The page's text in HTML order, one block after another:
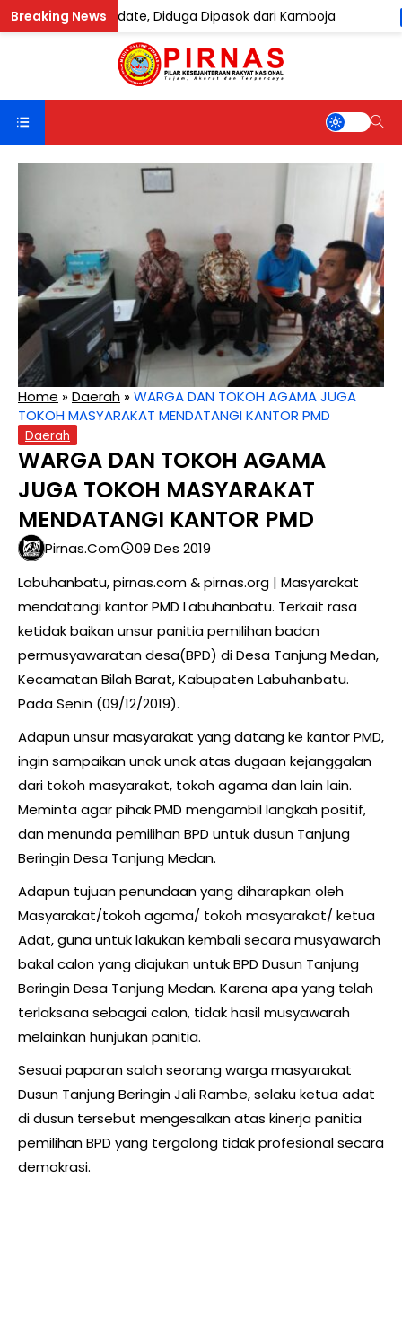
Etomidate, Diduga Dipasok dari Kamboja
Home »Daerah »WARGA DAN TOKOH AGAMA JUGA
TOKOH MASYARAKAT MENDATANGI KANTOR PMD
Daerah
WARGA DAN TOKOH AGAMA
JUGA TOKOH MASYARAKAT
MENDATANGI KANTOR PMD
Pirnas.com
09 Des 2019
Labuhanbatu, pirnas.com & pirnas.org | Masyarakat
mendatangi kantor PMD Labuhanbatu. Terkait rasa
ketidak baikan unsur panitia pemilihan badan
permusyawaratan desa(BPD) di Desa Tanjung Medan,
Kecamatan Bilah Barat, Kabupaten Labuhanbatu.
Pada Senin (09/12/2019).
Adapun unsur masyarakat yang datang ke kantor PMD,
ingin sampaikan unak unak atas dugaan kejanggalan
dari tokoh masyarakat, tokoh agama dan lain lain.
Meminta agar pihak PMD mengambil langkah positif,
dan menunda pemilihan BPD untuk dusun Tanjung
Beringin Desa Tanjung Medan.
Adapun tujuan penundaan yang diharapkan oleh
Masyarakat/tokoh agama/ tokoh masyarakat/ ketua
Adat, guna untuk lakukan kembali secara musyawarah
bakal calon yang diajukan untuk BPD Dusun Tanjung
Beringin Desa Tanjung Medan. Karena apa yang telah
terlaksana sebagai calon, tidak hasil musyawarah
melainkan hunjukan panitia.
Sesuai paparan salah seorang warga masyarakat
Dusun Tanjung Beringin Jali Rambe, selaku ketua adat
di dusun tersebut mengesalkan atas kinerja panitia
pemilihan BPD yang tergolong tidak profesional secara
demokrasi.